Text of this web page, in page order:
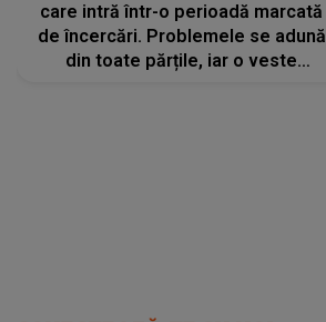
care intră într-o perioadă marcată
de încercări. Problemele se adună
din toate părțile, iar o veste